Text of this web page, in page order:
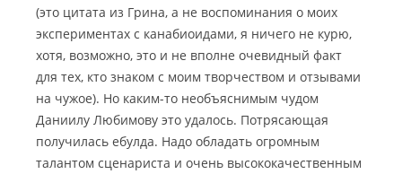
(это цитата из Грина, а не воспоминания о моих
экспериментах с канабиоидами, я ничего не курю,
хотя, возможно, это и не вполне очевидный факт
для тех, кто знаком с моим творчеством и отзывами
на чужое). Но каким-то необъяснимым чудом
Даниилу Любимову это удалось. Потрясающая
получилась ебулда. Надо обладать огромным
талантом сценариста и очень высококачественным